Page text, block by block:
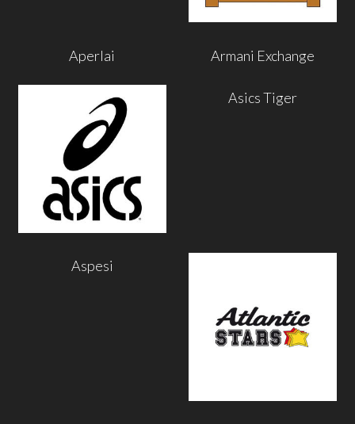
Aperlai Armani Exchange
Asics Tiger
Aspesi